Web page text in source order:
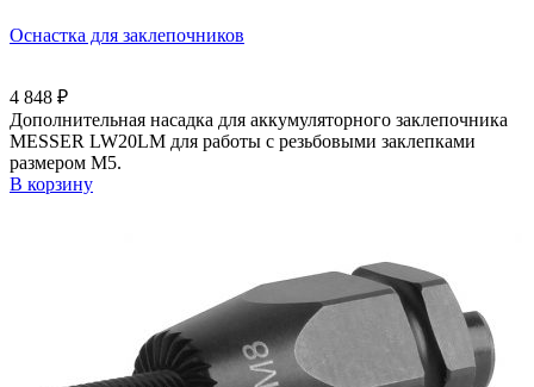
Оснастка для заклепочников
4 848 ₽
Дополнительная насадка для аккумуляторного заклепочника
MESSER LW20LM для работы с резьбовыми заклепками
размером М5.
В корзину